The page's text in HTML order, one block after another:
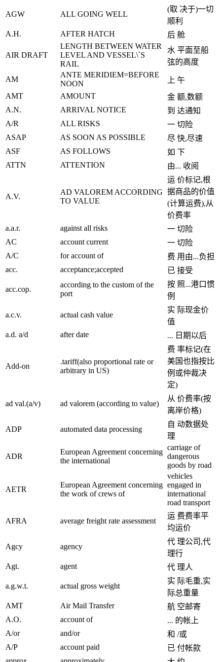
AGW ALL GOING WELL
(取 决于)一切
顺利
A.H.
AFTER HATCH 后 舱
AIR DRAFT
LENGTH BETWEEN WATER
LEVEL AND VESSEL\`S
RAIL
水 平面至船
弦的高度
AM
ANTE MERIDIEM=BEFORE
NOON
上 午
AMT
AMOUNT
金 额,数额
A.N.
ARRIVAL NOTICE
到 达通知
A/R
ALL RISKS
一 切险
ASAP
AS SOON AS POSSIBLE
尽 快,尽速
ASF
AS FOLLOWS
如 下
ATTN
ATTENTION 由... 收阅
A.V.
AD VALOREM ACCORDING
TO VALUE
运 价标记,根
据商品的价值
(计算运费),从
价费率
a.a.r.
against all risks
一 切险
AC
account current
一 切险
A/C
for account of
费 用由...负担
acc.
acceptance;accepted 已 接受
acc.cop.
according to the custom of the
port
按 照...港口惯
例
a.c.v. actual cash value
实 际现金价
值
a.d. a/d
after date ... 日期以后
Add-on
.tariff(also proportional rate or
arbitrary in US)
费 率标记(在
美国也指按比
例或仲裁决
定)
ad val.(a/v) ad valorem (according to value)
从 价费率(按
离岸价格)
ADP automated data processing
自 动数据处
理
ADR
European Agreement concerning
the international
carriage of
dangerous
goods by road
AETR
European Agreement concerning
the work of crews of
vehicles
engaged in
international
road transport
AFRA average freight rate assessment
运 费费率平
均运价
Agcy agency
代 理公司,代
理行
Agt.
agent 代 理人
a.g.w.t. actual gross weight
实 际毛重,实
际总重量
AMT
Air Mail Transfer
航 空邮寄
A.O.
account of
... 的帐上
A/or
and/or
和 /或
A/P
account paid
已 付帐款